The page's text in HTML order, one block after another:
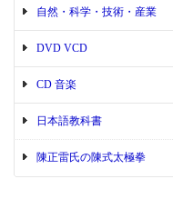
自然・科学・技術・産業
DVD VCD
CD 音楽
日本語教科書
陳正雷氏の陳式太極拳